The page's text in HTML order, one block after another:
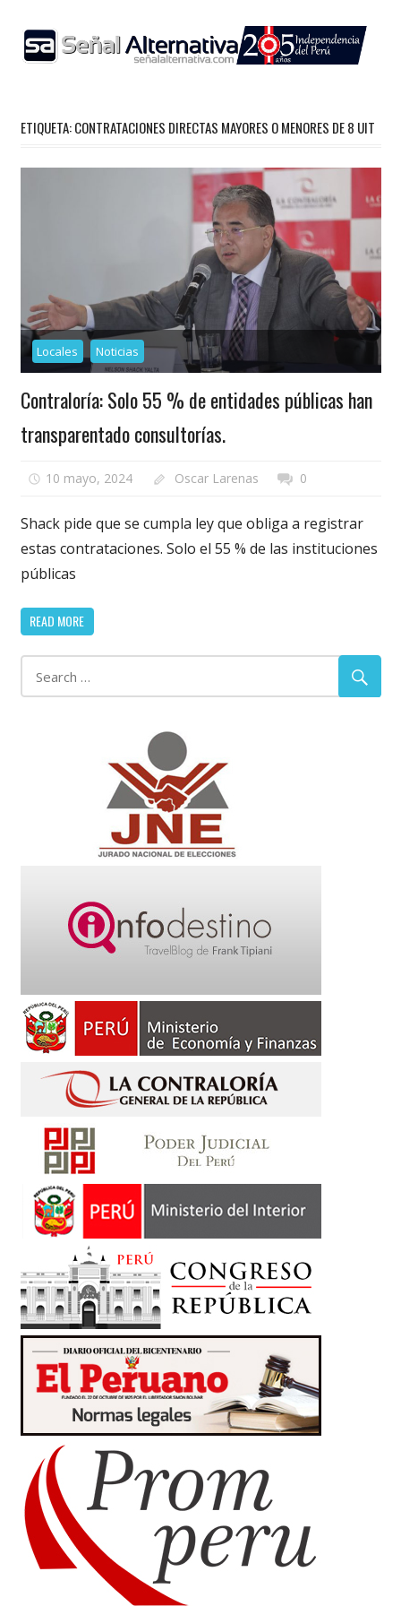
content
ETIQUETA:CONTRATACIONES DIRECTAS MAYORES O MENORES DE 8 UIT
Locales Noticias
Contraloría: Solo 55 % de entidades públicas han
transparentado consultorías.
10 mayo, 2024 Oscar Larenas 0
Shack pide que se cumpla ley que obliga a registrar
estas contrataciones. Solo el 55 % de las instituciones
públicas
READ MORE